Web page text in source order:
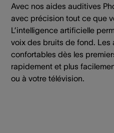
Avec nos aides auditives
avec précision tout ce que
L’intelligence artificielle
voix des bruits de fond.
confortables dès les
rapidement et plus
ou à votre télévision.